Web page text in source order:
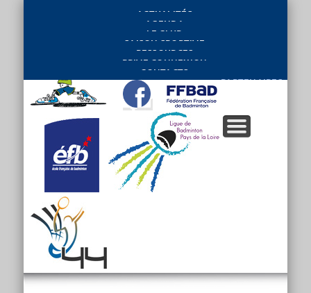
ACTUALITÉS
AGENDA
LE CLUB
SAISON SPORTIVE
RESSOURCES
PRIVE CONNEXION
CONTACTS
PARTENAIRES